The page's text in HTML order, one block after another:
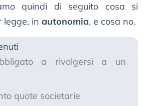
quindi di seguito cosa si
legge, in autonomia, e cosa no.
a rivolgersi a un
quote societarie